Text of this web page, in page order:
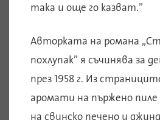
така и още го казват.”
Авторката на романа
похлупак” я съчинява за
през 1958 г. Из
аромати на пържено
на свинско печено и